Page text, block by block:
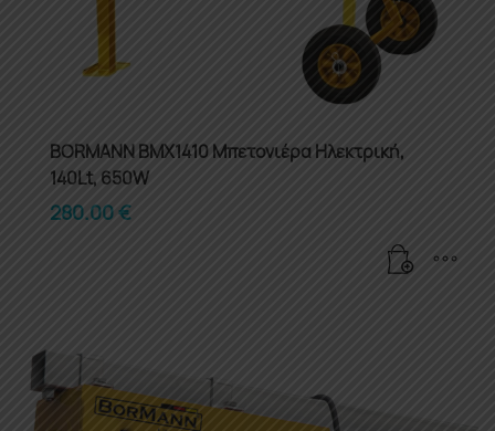
BORMANN BMX1410 Μπετονιέρα Ηλεκτρική,
140Lt, 650W
280.00€